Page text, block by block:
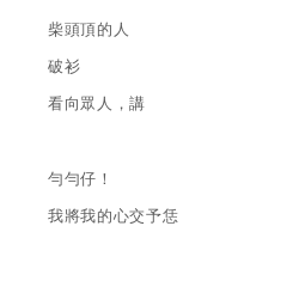
柴頭頂的人
破衫
看向眾人，講
勻勻仔！
我將我的心交予恁